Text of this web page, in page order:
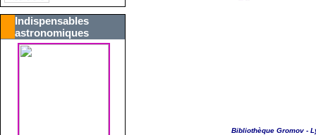
Indispensables
astronomiques
Bibliothèque Gromov -